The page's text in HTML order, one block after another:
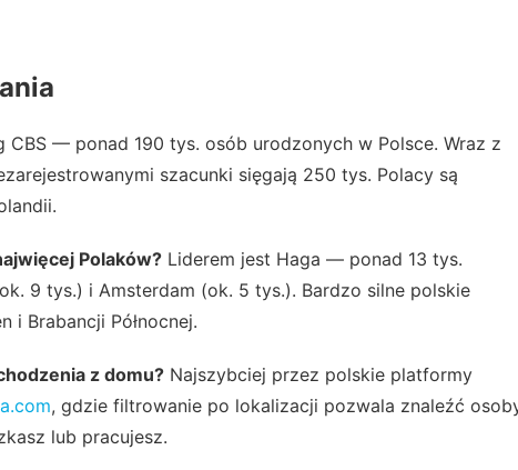
CBS — ponad 190 tys. osób urodzonych w Polsce. Wraz z
szacunki sięgają 250 tys. Polacy są
Polaków? Liderem jest Haga — ponad 13 tys.
9 tys.) i Amsterdam (ok. 5 tys.). Bardzo silne polskie
i Brabancji Północnej.
z domu? Najszybciej przez polskie platformy
, gdzie filtrowanie po lokalizacji pozwala znaleźć
lub pracujesz.